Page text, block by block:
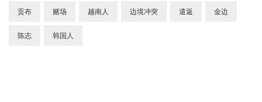
贡布 赌场 越南人 边境冲突 遣返 金边
陈志 韩国人